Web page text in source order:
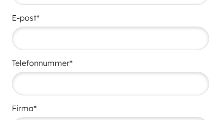
E-post*
Telefonnummer*
Firma*